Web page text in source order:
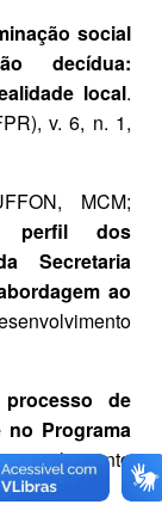
social
decídua:
local.
v. 6, n. 1,
MCM;
perfil dos
Secretaria
ao
de
no Programa